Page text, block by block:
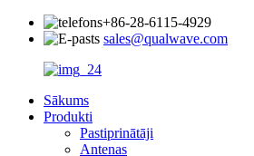
+86-28-6115-4929
sales@qualwave.com
Sākums
Produkti
Pastiprinātāji
Antenas